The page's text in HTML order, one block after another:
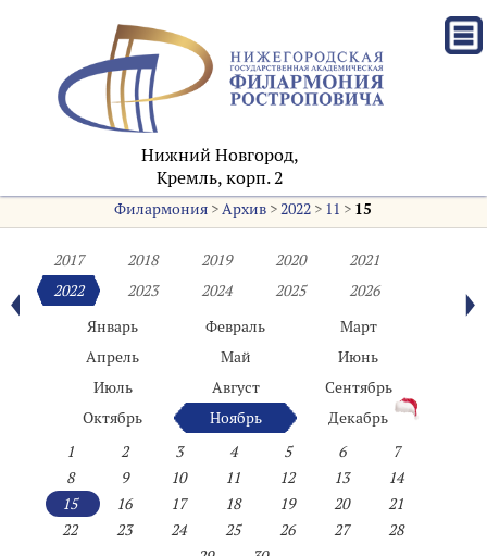
Нижний Новгород,
Кремль, корп. 2
Филармония >Архив >2022 > 11 > 15
2017 2018 2019 2020
2021
2022
2023 2024 2025
2026
Январь
Февраль
Март
Апрель
Май
Июнь
Июль
Август
Сентябрь
Октябрь
Ноябрь
Декабрь
1
2 3 4 5 6
7
8
9 10 11 12 13
14
15
16 17 18 19 20
21
22
23 24 25 26 27
28